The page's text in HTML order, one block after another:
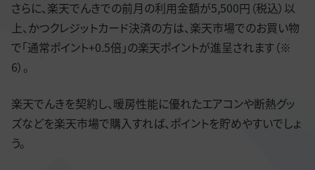
さらに、楽天でんきでの前月の利用金額が5,500円（税込）以
上、かつクレジットカード決済の方は、楽天市場でのお買い物
で「通常ポイント+0.5倍」の楽天ポイントが進呈されます（※
6）。
楽天でんきを契約し、暖房性能に優れたエアコンや断熱グッ
ズなどを楽天市場で購入すれば、ポイントを貯めやすいでしょ
う。